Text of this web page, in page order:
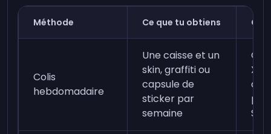
Méthode Ce que tu obtiens
Colis
hebdomadaire
Une caisse et un
skin, graffiti ou
capsule de
sticker par
semaine
XP
de